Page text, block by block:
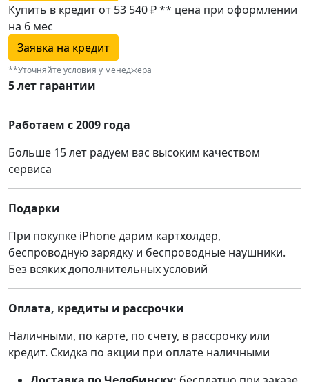
Купить в кредит от 53 540 ₽** цена при оформлении
на 6 мес
Заявка на кредит
**Уточняйте условия у менеджера
5 лет гарантии
Работаем с 2009 года
Больше 15 лет радуем вас высоким качеством
сервиса
Подарки
При покупке iPhone дарим картхолдер,
беспроводную зарядку и беспроводные наушники.
Без всяких дополнительных условий
Оплата, кредиты и рассрочки
Наличными, по карте, по счету, в рассрочку или
кредит. Скидка по акции при оплате наличными